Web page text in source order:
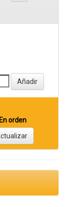
En orden